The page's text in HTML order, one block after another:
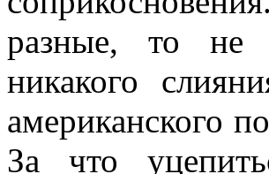
разные, то не
никакого
американского
За что